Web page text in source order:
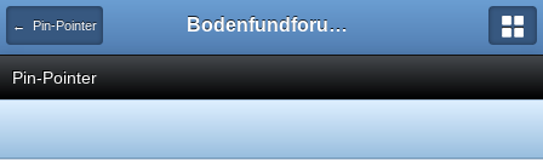
← Pin-Pointer Bodenfundforum.com
Pin-Pointer